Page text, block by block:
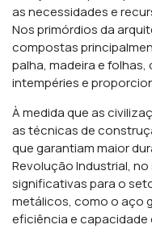
as necessidades e
Nos primórdios da
compostas
palha, madeira e
intempéries e
À medida que as
as técnicas de
que garantiam maior
Revolução Industrial,
significativas para o
metálicos, como o aço
eficiência e capacidade